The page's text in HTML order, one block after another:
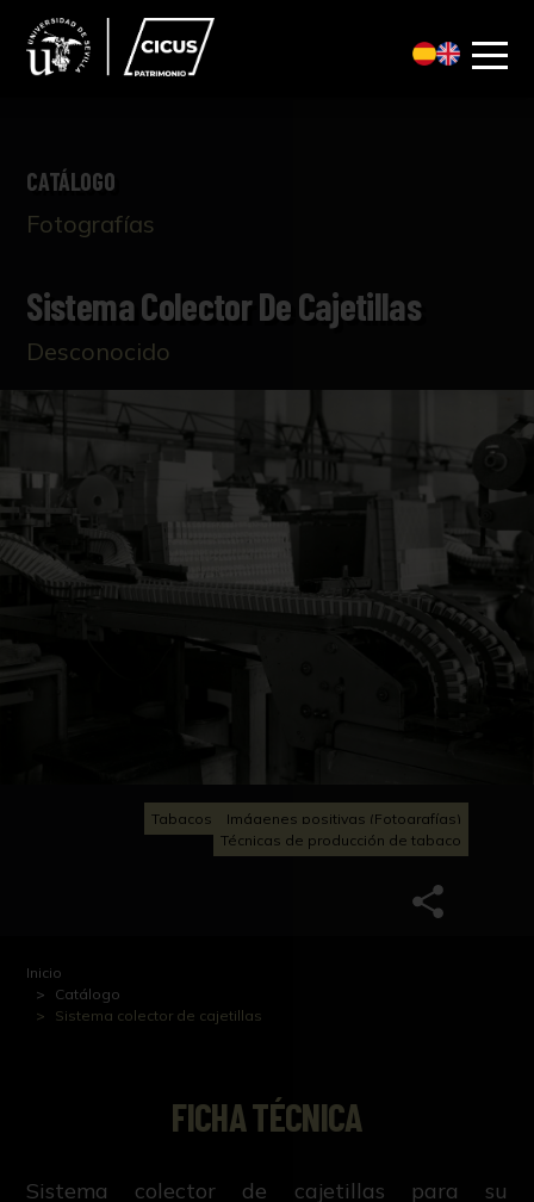
CATÁLOGO
Fotografías
Sistema Colector De Cajetillas
Desconocido
Tabacos
Imágenes positivas (Fotografías)
Técnicas de producción de tabaco
Inicio
Catálogo
Sistema colector de cajetillas
FICHA TÉCNICA
Sistema colector de cajetillas para su